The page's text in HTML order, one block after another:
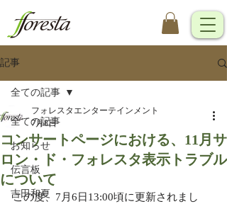
記事
全ての記事
お知らせ
伝言板
吉田和夏
全ての記事
コンサートページにおける、11月サ
ロン・ド・フォレスタ表示トラブル
について
フォレスタエンターテインメント
7月8日
この度、7月6日13:00頃に更新されまし